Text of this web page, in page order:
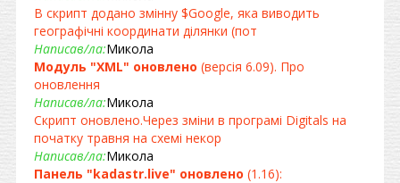
В скрипт додано змінну $Google, яка виводить
географічні координати ділянки (пот
Написав/ла:Микола
Модуль "XML" оновлено (версія 6.09). Про
оновлення
Написав/ла:Микола
Скрипт оновлено.Через зміни в програмі Digitals на
початку травня на схемі некор
Написав/ла:Микола
Панель "kadastr.live" оновлено (1.16):